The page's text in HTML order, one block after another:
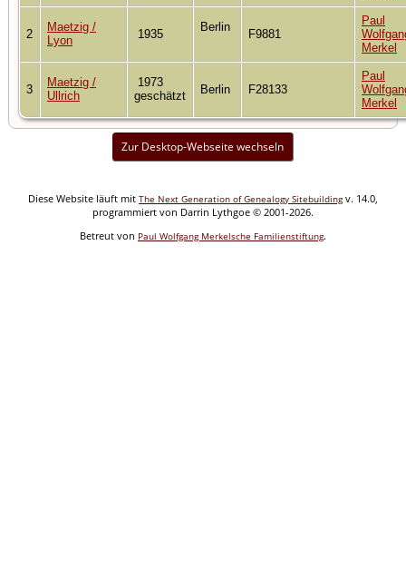
2
Maetzig /
Lyon
1935
Berlin
F9881
Paul
Merkel
3
Maetzig /
Ullrich
1973
geschätzt
Berlin F28133
Paul
Merkel
Zur Desktop-Webseite wechseln
Diese Website läuft mit The Next Generation of Genealogy Sitebuildingv. 14.0,
programmiert von Darrin Lythgoe © 2001-2026.
Betreut von Paul Wolfgang Merkelsche Familienstiftung.